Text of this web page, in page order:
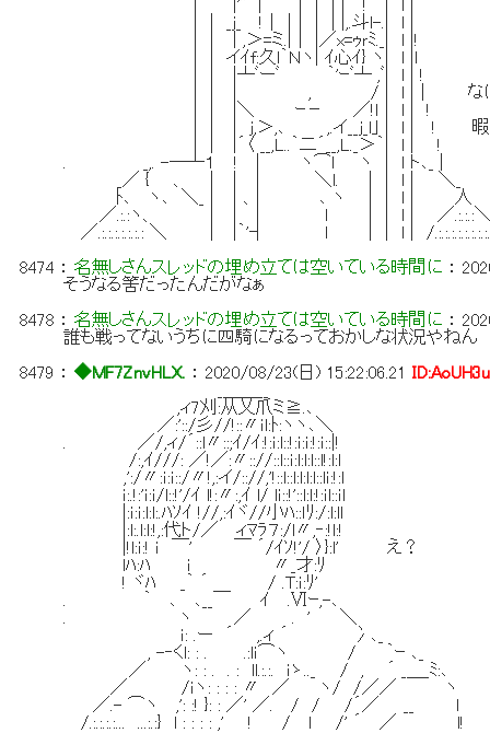
| |'"´| | ｜ | | ! | l |
| ｜ _j_ !｜｜| ｜ | |,.斗l-.| l |
| ｜ | ,＞=ミ.|｜ |／x=ｩｒﾐ._| l |!
| ｜ イｲf:久l｀Ｎヽ| ｲ心ｲ} ヽ| l |l
| ｜ |┴ﾞーﾞ ｀'ｰﾞ┴ ,ﾞ| l | !
| ｜ | , / | l |｜ なに？４騎になって
| ｜ |＼ ｰ－ ／!ｌ | l | !
| ｜ | j,＞,､ ,.イ__j_l｣ | l | ! 暇なの
| ｜ |´〈 __,L..｀二´__,L._＞｀| l | !
. _,. -―┴１ ! | ヽ⌒ｌ ヽ | l ト､_ |
_／ { 、 ｜ | ｜ ＼l. | | l | ＼_
ﾄ､ ヽ､ ＼_ | ｜、| ､ ヽ | | l | 人
／.:.:ヽ、 ｜ | ｜ l | | l | ／.:.:.:
／.:.:.:.:.:.:.: ＼ ｜ |｀'┤ l | | l | /.:.:.:.:.:.:.:.:.:
8474 ：名無しさんスレッドの埋め立ては空いている時間に ：
そうなる筈だったんだがなぁ
8478 ：名無しさんスレッドの埋め立ては空いている時間に ：
誰も戦ってないうちに四騎になるっておかしな状況やねん
8479 ：◆MF7ZnvHLX. ：2020/08/23(日) 15:22:06.21
,ィ7刈:从乂爪ミ≧.､
／:'::/彡//!::〃ｉl:ﾄ:ヽヽ､＼
. ／/,ィ/´::l〃::;ｲ/ｲ:!:ｉ:l::!:ｉ:ｉ:!:ｉ::|!
/:,ｲ///: ／!／:〃:://::l::ｉ:l:l:l::l!:l:l
,':/〃:ｉ:ｉ::/〃!,:イ/:://,'!::l::l:l:l:l::lｉ:!:l
ｉ:.!:'ｉ:ｉ/l::!'/ｲ l!:〃:,ｲ l/ lｉ::!'::l:l:!:ｉl::ｉl
|:ｉ:ｉ:l:l:.ﾊｿｲ !//,:ｲヾ//小ﾊ::ｌﾘ:/:l:ll
|:l:.l:l:!,:代ト/／ ィﾏﾗ７:/l〃,‐:!l:!
|!l:ｉ:! ｉ ￣' ￣ ´/ｲｿ!'/ 〉}:l' え？
lﾊ:ﾊ ｉ 〃_才:ﾘ
! ヾﾊ _｀ ´ / .T:ｉ:ﾘ'
. ｀ ､ ､__￣ ｲ .Ⅵｰ,-､
. ヽ ／ . ' ＼
ｉ: .ー ´ ,.ィ ´ 冫､_
, -‐くl: : . .:lｉ⌒ヽ / ｀ｰ ､_
／ ヽ: : . . : ll.:.:. ｉゝ.._ / , ´ _＿_ﾐ:､
／ /ｉヽ: : : : 〃 ／ ヽ/ /／／ ヽ
／.- ⌒ヽ ,': :! }: : ／' ／. / / /´／ __ l
/.:.:.:.:... ...:.:} l : : : : ,' ! / l /' ´ ／ l!